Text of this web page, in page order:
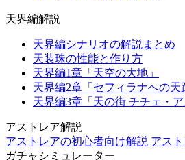
天界編解説
天界編シナリオの解説まとめ
天装珠の性能と作り方
天界編1章「天空の大地」
天界編2章「セフィラナへの天
天界編3章「天の街 チチェ・ア
アストレア解説
アストレアの初心者向け解説 アス
ガチャシミュレーター